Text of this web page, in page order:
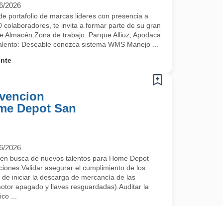
2026
portafolio de marcas lideres con presencia a
colaboradores, te invita a formar parte de su gran
Almacén Zona de trabajo: Parque Alliuz, Apodaca
Deseable conozca sistema WMS Manejo ...
Depot San
2026
busca de nuevos talentos para Home Depot
asegurar el cumplimiento de los
iniciar la descarga de mercancía de las
apagado y llaves resguardadas).Auditar la
...